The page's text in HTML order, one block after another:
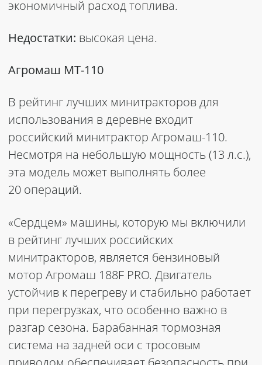
экономичный расход топлива.
Недостатки: высокая цена.
Агромаш МТ-110
В рейтинг лучших минитракторов для
использования в деревне входит
российский минитрактор Агромаш-110.
Несмотря на небольшую мощность (13 л.с.),
эта модель может выполнять более
20 операций.
«Сердцем» машины, которую мы включили
в рейтинг лучших российских
минитракторов, является бензиновый
мотор Агромаш 188F PRO. Двигатель
устойчив к перегреву и стабильно работает
при перегрузках, что особенно важно в
разгар сезона. Барабанная тормозная
система на задней оси с тросовым